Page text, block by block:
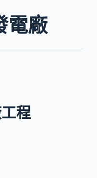
電廠
程